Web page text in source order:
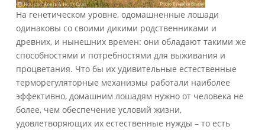
На генетическом уровне, одомашненные лошади
одинаковы со своими дикими родственниками и
древних, и нынешних времен: они обладают такими же
способностями и потребностями для выживания и
процветания. Что бы их удивительные естественные
терморегуляторные механизмы работали наиболее
эффективно, домашним лошадям нужно от человека не
более, чем обеспечение условий жизни,
удовлетворяющих их естественные нужды – то есть